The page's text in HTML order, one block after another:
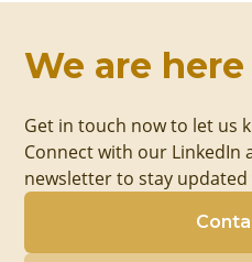
We are
Get in touch now to let us
Connect with our LinkedIn
newsletter to stay